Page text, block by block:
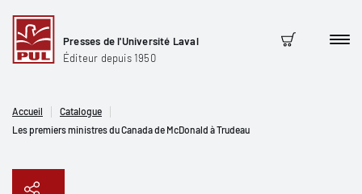
Presses de l'Université Laval
Éditeur depuis 1950
Panier
Accueil
Catalogue
Les premiers ministres du Canada de McDonald à Trudeau